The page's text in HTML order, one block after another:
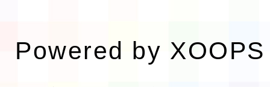
Powered by XOOPS